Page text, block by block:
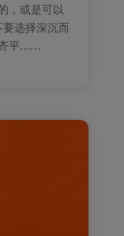
，或是可以
选择深沉而
齐平……